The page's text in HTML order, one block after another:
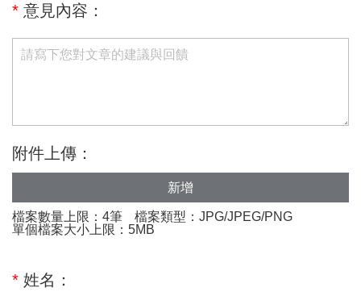
* 意見內容：
附件上傳：
新增
檔案數量上限：4筆
檔案類型：JPG/JPEG/PNG
單個檔案大小上限：5MB
* 姓名：